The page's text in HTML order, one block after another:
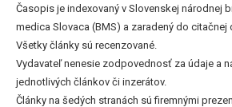
Časopis je indexovaný v Slovenskej národnej
medica Slovaca (BMS) a zaradený do citačnej
Všetky články sú recenzované.
Vydavateľ nenesie zodpovednosť za údaje a
jednotlivých článkov či inzerátov.
Články na šedých stranách sú firemnými